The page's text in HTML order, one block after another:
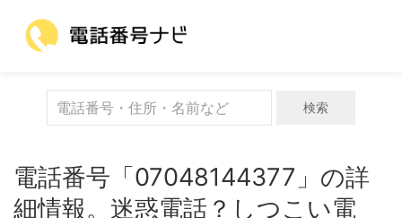
検索
電話番号「07048144377」の詳
細情報。迷惑電話？しつこい電